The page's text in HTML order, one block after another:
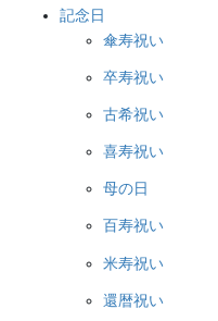
記念日
傘寿祝い
卒寿祝い
古希祝い
喜寿祝い
母の日
百寿祝い
米寿祝い
還暦祝い